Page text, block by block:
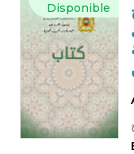
Disponible